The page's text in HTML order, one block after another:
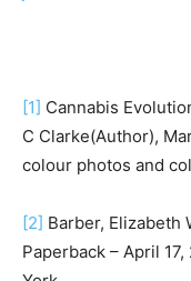
[1] Cannabis
C Clarke(Author),
colour photos and
[2] Barber, Elizabeth
Paperback – April